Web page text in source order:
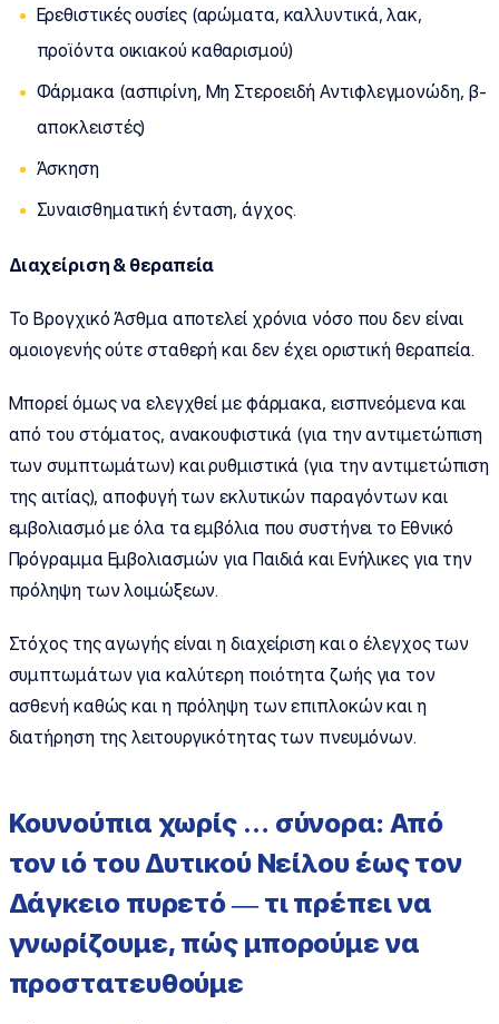
Ερεθιστικές ουσίες (αρώματα, καλλυντικά, λακ,
προϊόντα οικιακού καθαρισμού)
Φάρμακα (ασπιρίνη, Μη Στεροειδή Αντιφλεγμονώδη, β-
αποκλειστές)
Άσκηση
Συναισθηματική ένταση, άγχος.
Διαχείριση & θεραπεία
Το Βρογχικό Άσθμα αποτελεί χρόνια νόσο που δεν είναι
ομοιογενής ούτε σταθερή και δεν έχει οριστική θεραπεία.
Μπορεί όμως να ελεγχθεί με φάρμακα, εισπνεόμενα και
από του στόματος, ανακουφιστικά (για την αντιμετώπιση
των συμπτωμάτων) και ρυθμιστικά (για την αντιμετώπιση
της αιτίας), αποφυγή των εκλυτικών παραγόντων και
εμβολιασμό με όλα τα εμβόλια που συστήνει το Εθνικό
Πρόγραμμα Εμβολιασμών για Παιδιά και Ενήλικες για την
πρόληψη των λοιμώξεων.
Στόχος της αγωγής είναι η διαχείριση και ο έλεγχος των
συμπτωμάτων για καλύτερη ποιότητα ζωής για τον
ασθενή καθώς και η πρόληψη των επιπλοκών και η
διατήρηση της λειτουργικότητας των πνευμόνων.
Κουνούπια χωρίς … σύνορα: Από
τον ιό του Δυτικού Νείλου έως τον
Δάγκειο πυρετό — τι πρέπει να
γνωρίζουμε, πώς μπορούμε να
προστατευθούμε